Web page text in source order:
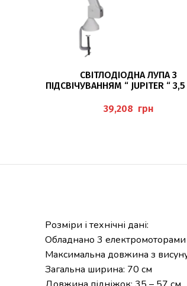
ЧИТАТИ ДАЛІ
СВІТЛОДІОДНА ЛУПА З
ПІДСВІЧУВАННЯМ “ JUPITER “
грн
Розміри і технічні дані:
Обладнано 3 електромоторами
Максимальна довжина з
Загальна ширина: 70 см